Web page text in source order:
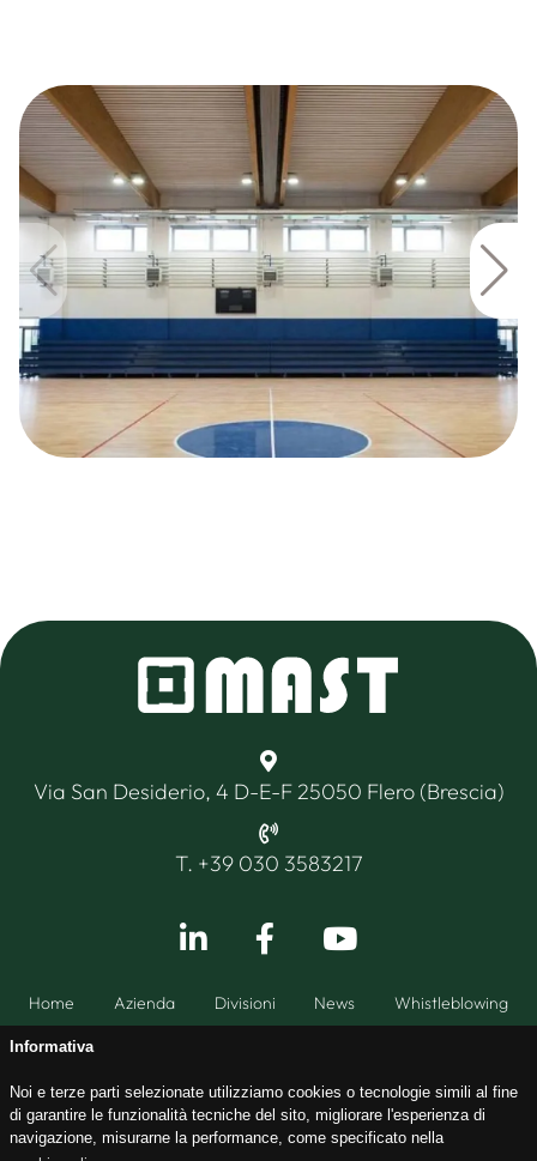
Informativa
Noi e terze parti selezionate utilizziamo cookies o tecnologie simili al fine
di garantire le funzionalità tecniche del sito, migliorare l'esperienza di
navigazione, misurarne la performance, come specificato nella
Home Azienda Divisioni News Whistleblowing
Via San Desiderio, 4 D-E-F 25050 Flero (Brescia)
T. +39 030 3583217
CF - PI 03255350179CCIAA BS349147 / ISCR. TRIB. BS53453 /